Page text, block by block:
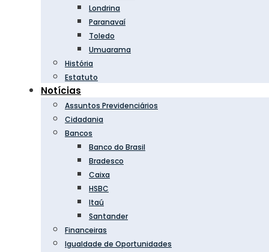
Londrina
Paranavaí
Toledo
Umuarama
História
Estatuto
Notícias
Assuntos Previdenciários
Cidadania
Bancos
Banco do Brasil
Bradesco
Caixa
HSBC
Itaú
Santander
Financeiras
Igualdade de Oportunidades